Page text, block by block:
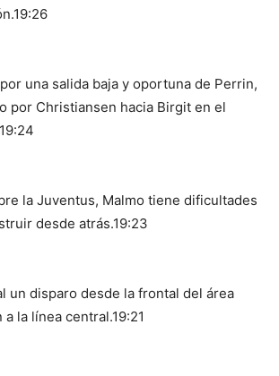
19:26
una salida baja y oportuna de Perrin,
por Christiansen hacia Birgit en el
19:24
la Juventus, Malmo tiene dificultades
desde atrás.19:23
un disparo desde la frontal del área
a la línea central.19:21